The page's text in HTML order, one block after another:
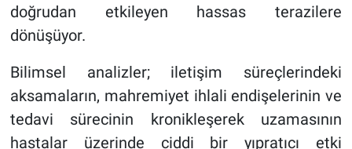
doğrudan etkileyen hassas terazilere
dönüşüyor.
Bilimsel analizler; iletişim süreçlerindeki
aksamaların, mahremiyet ihlali endişelerinin ve
tedavi sürecinin kronikleşerek uzamasının
hastalar üzerinde ciddi bir yıpratıcı etki